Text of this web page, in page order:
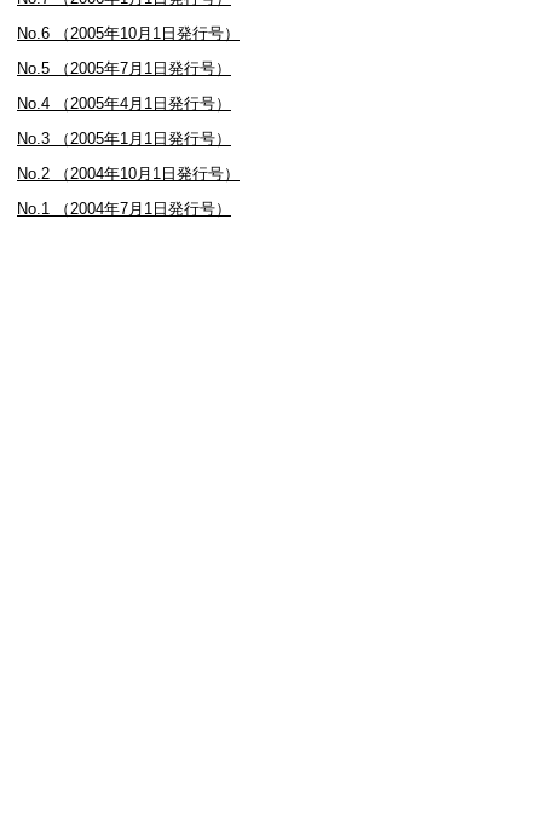
No.6 （2005年10月1日発行号）
No.5 （2005年7月1日発行号）
No.4 （2005年4月1日発行号）
No.3 （2005年1月1日発行号）
No.2 （2004年10月1日発行号）
No.1 （2004年7月1日発行号）